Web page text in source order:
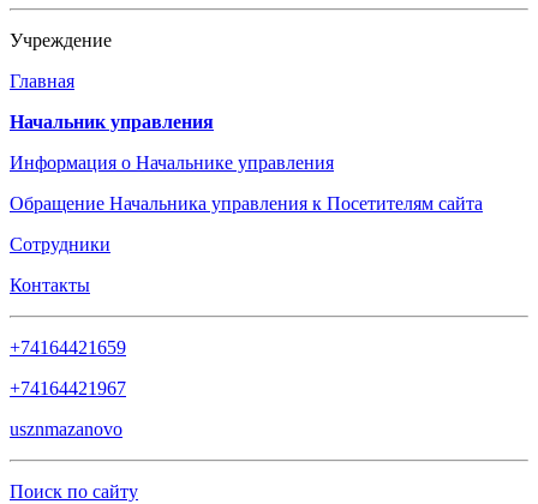
Учреждение
Главная
Начальник управления
Информация о Начальнике управления
Обращение Начальника управления к Посетителям сайта
Сотрудники
Контакты
+74164421659
+74164421967
usznmazanovo
Поиск по сайту